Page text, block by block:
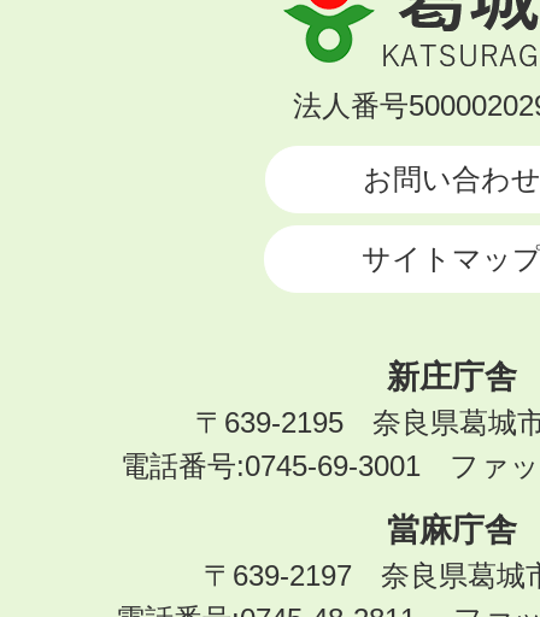
城
市
KATSURAGI
法人番号
お問い合わせ
サイトマッ
新庄庁舎
〒639-2195 奈良県葛城
電話番号:0745-69-3001 ファ
當麻庁舎
〒639-2197 奈良県葛城